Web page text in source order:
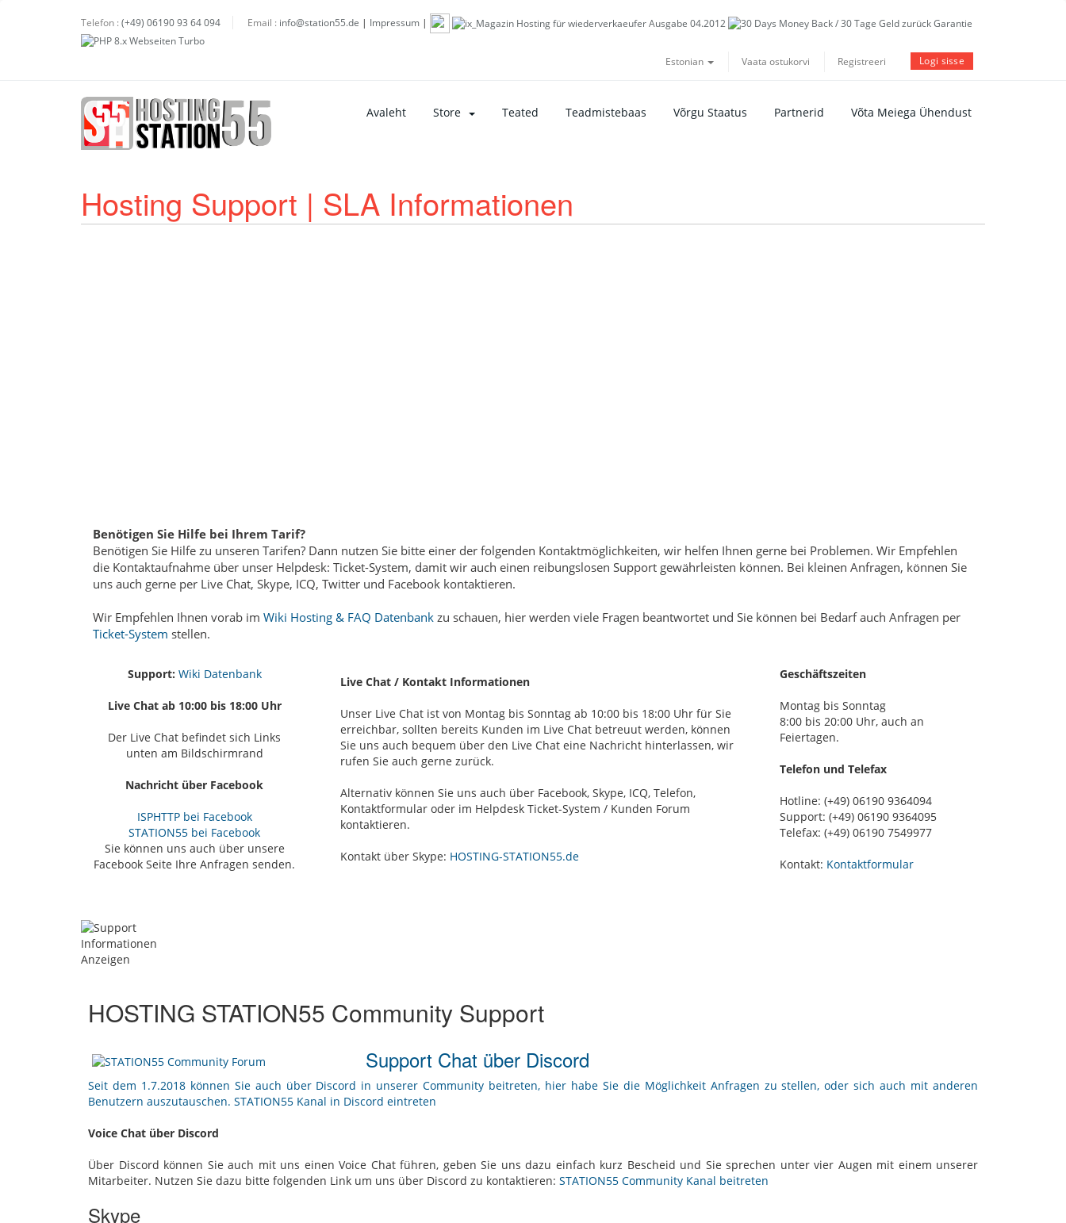
Telefon : (+49) 06190 93 64 094 Email : info@station55.de | Impressum |
Estonian Vaata ostukorvi Registreeri Logi sisse
Avaleht Store Teated Teadmistebaas Võrgu Staatus Partnerid Võta Meiega Ühendust
Hosting Support | SLA Informationen
Benötigen Sie Hilfe bei Ihrem Tarif?
Benötigen Sie Hilfe zu unseren Tarifen? Dann nutzen Sie bitte einer der folgenden Kontaktmöglichkeiten, wir helfen Ihnen gerne bei Problemen. Wir Empfehlen
die Kontaktaufnahme über unser Helpdesk: Ticket-System, damit wir auch einen reibungslosen Support gewährleisten können. Bei kleinen Anfragen, können Sie
uns auch gerne per Live Chat, Skype, ICQ, Twitter und Facebook kontaktieren.
Wir Empfehlen Ihnen vorab im Wiki Hosting & FAQ Datenbank zu schauen, hier werden viele Fragen beantwortet und Sie können bei Bedarf auch Anfragen per
Ticket-System stellen.
Support: Wiki Datenbank
Live Chat ab 10:00 bis 18:00 Uhr
Der Live Chat befindet sich Links
unten am Bildschirmrand
Nachricht über Facebook
ISPHTTP bei Facebook
STATION55 bei Facebook
Sie können uns auch über unsere
Facebook Seite Ihre Anfragen senden.
Live Chat / Kontakt Informationen
Unser Live Chat ist von Montag bis Sonntag ab 10:00 bis 18:00 Uhr für Sie
erreichbar, sollten bereits Kunden im Live Chat betreuut werden, können
Sie uns auch bequem über den Live Chat eine Nachricht hinterlassen, wir
rufen Sie auch gerne zurück.
Alternativ können Sie uns auch über Facebook, Skype, ICQ, Telefon,
Kontaktformular oder im Helpdesk Ticket-System / Kunden Forum
kontaktieren.
Kontakt über Skype: HOSTING-STATION55.de
Geschäftszeiten
Montag bis Sonntag
8:00 bis 20:00 Uhr, auch an
Feiertagen.
Telefon und Telefax
Hotline: (+49) 06190 9364094
Support: (+49) 06190 9364095
Telefax: (+49) 06190 7549977
Kontakt: Kontaktformular
HOSTING STATION55 Community Support
Support Chat über Discord
Seit dem 1.7.2018 können Sie auch über Discord in unserer Community beitreten, hier habe Sie die Möglichkeit Anfragen zu stellen, oder sich auch mit anderen
Benutzern auszutauschen. STATION55 Kanal in Discord eintreten
Voice Chat über Discord
Über Discord können Sie auch mit uns einen Voice Chat führen, geben Sie uns dazu einfach kurz Bescheid und Sie sprechen unter vier Augen mit einem unserer
Mitarbeiter. Nutzen Sie dazu bitte folgenden Link um uns über Discord zu kontaktieren: STATION55 Community Kanal beitreten
Skype